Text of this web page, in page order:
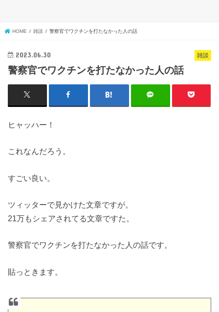
HOME 雑談 警察官でワクチンを打たなかった人の話
雑談
2023.06.30
警察官でワクチンを打たなかった人の話
ヒャッハー！
これなんだろう。
すごい良い。
ツィッターで見かけた文章ですが。
21万もシェアされてる文章ですた。
警察官でワクチンを打たなかった人の話です。
貼っときます。